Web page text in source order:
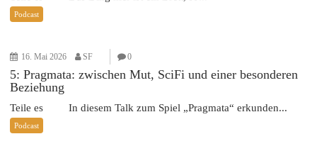
Podcast
16. Mai 2026 SF 0
5: Pragmata: zwischen Mut, SciFi und einer besonderen
Beziehung
Teile es In diesem Talk zum Spiel „Pragmata“ erkunden...
Podcast